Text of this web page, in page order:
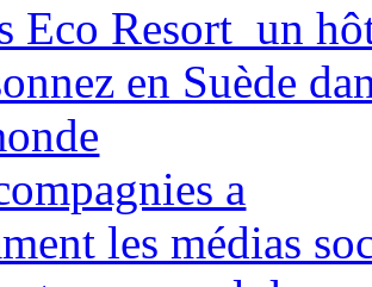
Eco Resort un
en Suède
a
les médias